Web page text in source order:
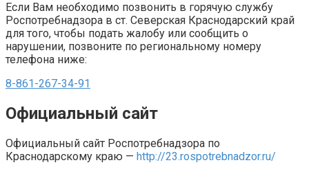
Если Вам необходимо позвонить в горячую службу
Роспотребнадзора в ст. Северская Краснодарский край
для того, чтобы подать жалобу или сообщить о
нарушении, позвоните по региональному номеру
телефона ниже:
8-861-267-34-91
Официальный сайт
Официальный сайт Роспотребнадзора по
Краснодарскому краю — http://23.rospotrebnadzor.ru/